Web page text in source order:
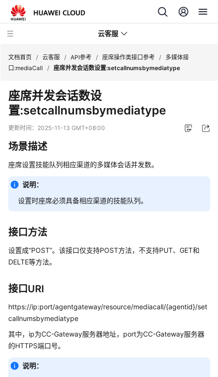
云客服
品
介
快
速
入
门
用
南
价
格
明
开
发
南
API
参
文档首页 / 云客服 / API参考 / 座席操作类接口参考 /
多媒体接
口:mediaCall
/ 座席并发会话数设置:setcallnumsbymediatype
座席并发会话数设
置:setcallnumsbymediatype
更新时间： 2025-11-13 GMT+08:00
场景描述
座席设置技能队列相应渠道的多媒体会话并发数。
说明：
设置时座席必须具备相应渠道的技能队列。
接口方法
设置成“POST”。该接口仅支持POST方法，不支持PUT、GET和
DELTE等方法。
接口URI
https://ip:port/agentgateway/resource/mediacall/{agentid}/set
callnumsbymediatype
其中，ip为CC-Gateway服务器地址，port为CC-Gateway服务器
的HTTPS端口号。
说明：